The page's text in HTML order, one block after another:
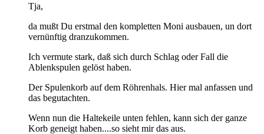
Tja,
da mußt Du erstmal den kompletten Moni ausbauen, un dort
vernünftig dranzukommen.
Ich vermute stark, daß sich durch Schlag oder Fall die
Ablenkspulen gelöst haben.
Der Spulenkorb auf dem Röhrenhals. Hier mal anfassen und
das begutachten.
Wenn nun die Haltekeile unten fehlen, kann sich der ganze
Korb geneigt haben....so sieht mir das aus.